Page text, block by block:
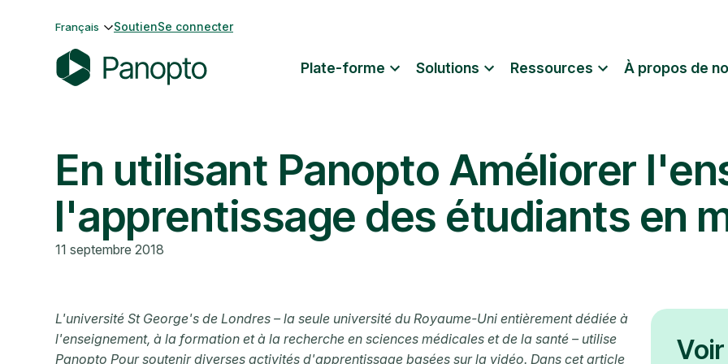
Français SoutienSe connecter
o
t
Plate-forme Solutions Ressources À propos de
En utilisant Panopto Améliorer
l'apprentissage des étudiants en
11 septembre 2018
L'université St George's de Londres – la seule université du Royaume-Uni entièrement dédiée à
l'enseignement, à la formation et à la recherche en sciences médicales et de la santé – utilise
Panopto Pour soutenir diverses activités d'apprentissage basées sur la vidéo. Dans cet article